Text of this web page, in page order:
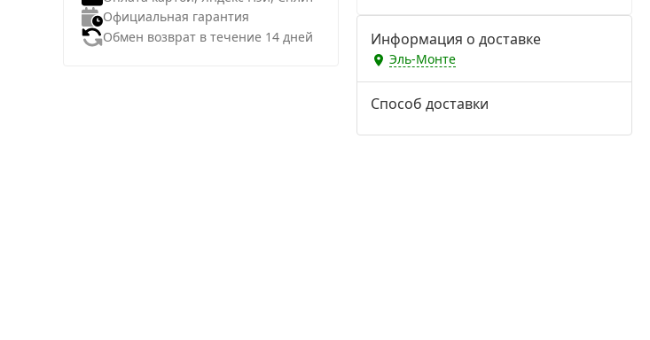
Официальная гарантия
Обмен возврат в течение 14 дней
Информация о доставке
Эль-Монте
Способ доставки